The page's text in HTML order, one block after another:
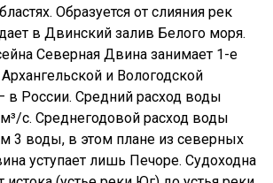
Образуется от слияния рек
в Двинский залив Белого моря.
Северная Двина занимает 1-е
и Вологодской
в России. Средний расход воды
с. Среднегодовой расход воды
3 воды, в этом плане из северных
уступает лишь Печоре. Судоходна